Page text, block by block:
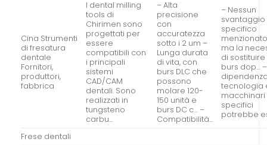
Cina Strumenti
di fresatura
dentale
Fornitori,
produttori,
fabbrica
I dental milling
tools di
Chirimen sono
progettati per
essere
compatibili con
i principali
sistemi
CAD/CAM
dentali. Sono
realizzati in
tungsteno
carbu…
– Alta
precisione
con
accuratezza
sotto i 2 um –
Lunga durata
di vita, con
burs DLC che
possono
molare 120-
150 unità e
burs DC c… –
Compatibilità…
– Nessun
svantaggio
specifico
ma la
di sostituire
burs dop…
tecnologia
macchinari
specifici
potrebbe
Frese dentali